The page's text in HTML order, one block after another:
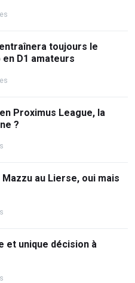
toujours le
D1 amateurs
Proximus League, la
?
au Lierse, oui mais
et unique décision à